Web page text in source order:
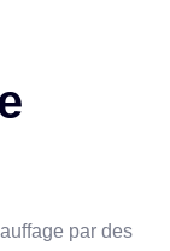
par des